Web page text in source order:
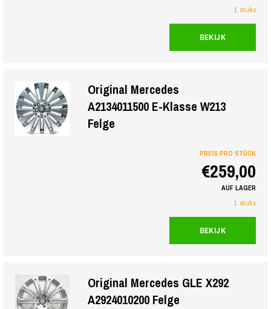
1 stuks
BEKIJK
Original Mercedes
A2134011500 E-Klasse W213
Felge
PREIS PRO STÜCK
€259,00
AUF LAGER
1 stuks
BEKIJK
Original Mercedes GLE X292
A2924010200 Felge